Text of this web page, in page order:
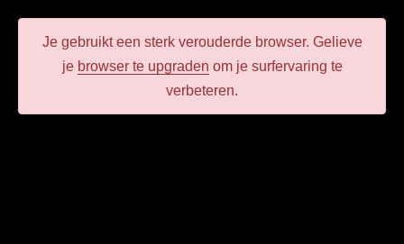
Je gebruikt een sterk verouderdebrowser. Gelieve
je browser te upgraden om je surfervaring te
verbeteren.